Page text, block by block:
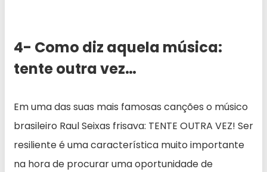
4- Como diz aquela música:
tente outra vez…
Em uma das suas mais famosas canções o músico
brasileiro Raul Seixas frisava: TENTE OUTRA VEZ! Ser
resiliente é uma característica muito importante
na hora de procurar uma oportunidade de